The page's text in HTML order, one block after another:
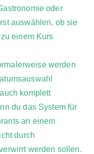
oder
auswählen, ob sie
einem Kurs
werden
komplett
du das System für
an einem
durch
werden sollen.